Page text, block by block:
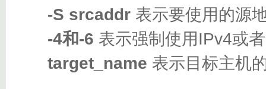
-S srcaddr 表示要使用的源
-4和-6 表示强制使用IPv4或
target_name 表示目标主机